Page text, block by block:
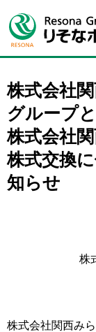
株式会社
グループ
株式会社
株式交換
知らせ
株
株式会社関西み